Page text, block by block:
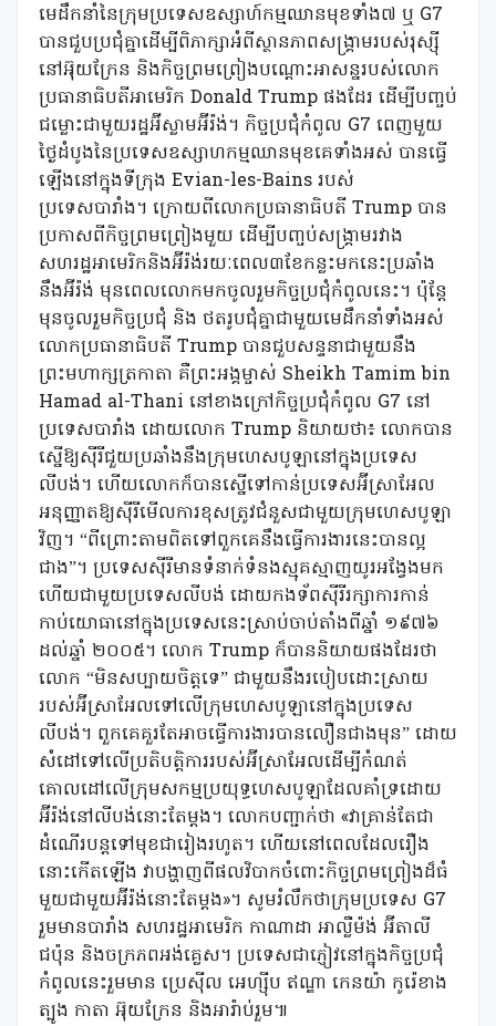
មេដឹកនាំនៃក្រុមប្រទេសឧស្សាហ៍កម្មឈានមុខទាំង៧ ឬ G7
បានជួបប្រជុំគ្នាដើម្បីពិភាក្សាអំពីស្ថានភាពសង្គ្រាមរបស់រុស្ស៊ី
នៅអ៊ុយក្រែន និងកិច្ចព្រមព្រៀងបណ្ដោះអាសន្នរបស់លោក
ប្រធានាធិបតីអាមេរិក Donald Trump ផងដែរ ដើម្បីបញ្ចប់
ជម្លោះជាមួយរដ្ឋអ៊ីស្លាមអ៊ីរ៉ង់។ កិច្ចប្រជុំកំពូល G7 ពេញមួយ
ថ្ងៃដំបូងនៃប្រទេសឧស្សាហកម្មឈានមុខគេទាំងអស់ បានធ្វើ
ឡើងនៅក្នុងទីក្រុង Evian-les-Bains របស់
ប្រទេសបារាំង។ ក្រោយពីលោកប្រធានាធិបតី Trump បាន
ប្រកាសពីកិច្ចព្រមព្រៀងមួយ ដើម្បីបញ្ចប់សង្គ្រាមរវាង
សហរដ្ឋអាមេរិកនិងអ៊ីរ៉ង់រយៈពេល៣ខែកន្លះមកនេះប្រឆាំង
នឹងអ៊ីរ៉ង់ មុនពេលលោកមកចូលរួមកិច្ចប្រជុំកំពូលនេះ។ ប៉ុន្តែ
មុនចូលរួមកិច្ចប្រជុំ និង ថតរូបជុំគ្នាជាមួយមេដឹកនាំទាំងអស់
លោកប្រធានាធិបតី Trump បានជួបសន្ទនាជាមួយនឹង
ព្រះមហាក្សត្រកាតា គឺព្រះអង្គម្ចាស់ Sheikh Tamim bin
Hamad al-Thani នៅខាងក្រៅកិច្ចប្រជុំកំពូល G7 នៅ
ប្រទេសបារាំង ដោយលោក Trump និយាយថា៖ លោកបាន
ស្នើឱ្យស៊ីរីជួយប្រឆាំងនឹងក្រុមហេសបូឡានៅក្នុងប្រទេស
លីបង់។ ហើយលោកក៏បានស្នើទៅកាន់ប្រទេសអ៊ីស្រាអែល
អនុញ្ញាតឱ្យស៊ីរីមើលការខុសត្រូវជំនួសជាមួយក្រុមហេសបូឡា
វិញ។ “ពីព្រោះតាមពិតទៅពួកគេនឹងធ្វើការងារនេះបានល្អ
ជាង”។ ប្រទេសស៊ីរីមានទំនាក់ទំនងស្មុគស្មាញយូរអង្វែងមក
ហើយជាមួយប្រទេសលីបង់ ដោយកងទ័ពស៊ីរីរក្សាការកាន់
កាប់យោធានៅក្នុងប្រទេសនេះស្រាប់ចាប់តាំងពីឆ្នាំ ១៩៧៦
ដល់ឆ្នាំ ២០០៥។ លោក Trump ក៏បាននិយាយផងដែរថា
លោក “មិនសប្បាយចិត្តទេ” ជាមួយនឹងរបៀបដោះស្រាយ
របស់អ៊ីស្រាអែលទៅលើក្រុមហេសបូឡានៅក្នុងប្រទេស
លីបង់។ ពួកគេគួរតែអាចធ្វើការងារបានលឿនជាងមុន” ដោយ
សំដៅទៅលើប្រតិបត្តិការរបស់អ៊ីស្រាអែលដើម្បីកំណត់
គោលដៅលើក្រុមសកម្មប្រយុទ្ធហេសបូឡាដែលគាំទ្រដោយ
អ៊ីរ៉ង់នៅលីបង់នោះតែម្តង។ លោកបញ្ជាក់ថា «វាគ្រាន់តែជា
ដំណើរបន្តទៅមុខជារៀងរហូត។ ហើយនៅពេលដែលរឿង
នោះកើតឡើង វាបង្ហាញពីផលវិបាកចំពោះកិច្ចព្រមព្រៀងដ៏ធំ
មួយជាមួយអ៊ីរ៉ង់នោះតែម្តង»។ សូមរំលឹកថាក្រុមប្រទេស G7
រួមមានបារាំង សហរដ្ឋអាមេរិក កាណាដា អាល្លឺម៉ង់ អ៊ីតាលី
ជប៉ុន និងចក្រភពអង់គ្លេស។ ប្រទេសជាភ្ញៀវនៅក្នុងកិច្ចប្រជុំ
កំពូលនេះរួមមាន ប្រេស៊ីល អេហ្ស៊ីប ឥណ្ឌា កេនយ៉ា កូរ៉េខាង
ត្បូង កាតា អ៊ុយក្រែន និងអារ៉ាប់រួម៕